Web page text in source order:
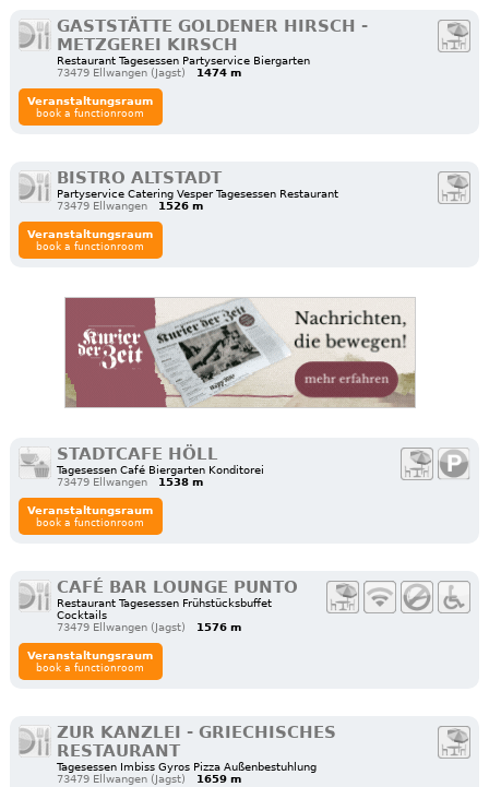
GASTSTÄTTE GOLDENER HIRSCH -
METZGEREI KIRSCH
Restaurant Tagesessen Partyservice Biergarten
73479 Ellwangen (Jagst)
1474 m
Veranstaltungsraum
book a functionroom
BISTRO ALTSTADT
Partyservice Catering Vesper Tagesessen Restaurant
73479 Ellwangen
1526 m
Veranstaltungsraum
book a functionroom
STADTCAFE HÖLL
Tagesessen Café Biergarten Konditorei
73479 Ellwangen
1538 m
Veranstaltungsraum
book a functionroom
CAFÉ BAR LOUNGE PUNTO
Restaurant Tagesessen Frühstücksbuffet
Cocktails
73479 Ellwangen (Jagst)
1576 m
Veranstaltungsraum
book a functionroom
ZUR KANZLEI - GRIECHISCHES
RESTAURANT
Tagesessen Imbiss Gyros Pizza Außenbestuhlung
73479 Ellwangen (Jagst)
1659 m